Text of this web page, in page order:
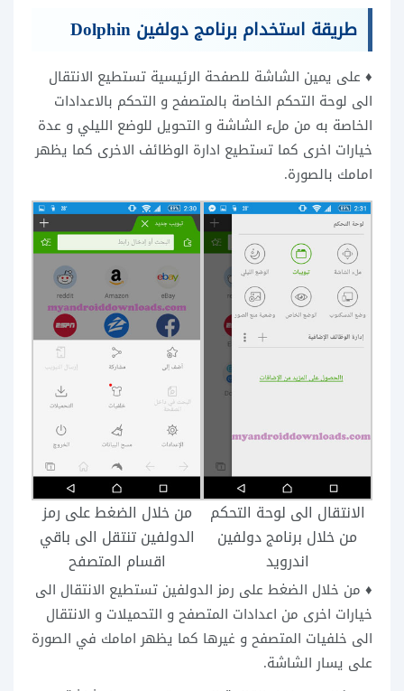
طريقة استخدام برنامج دولفين Dolphin
♦ على يمين الشاشة للصفحة الرئيسية تستطيع الانتقال
الى لوحة التحكم الخاصة بالمتصفح و التحكم بالاعدادات
الخاصة به من ملء الشاشة و التحويل للوضع الليلي و عدة
خيارات اخرى كما تستطيع ادارة الوظائف الاخرى كما يظهر
امامك بالصورة.
الانتقال الى لوحة التحكم
من خلال برنامج دولفين
اندرويد
من خلال الضغط على رمز
الدولفين تنتقل الى باقي
اقسام المتصفح
♦ من خلال الضغط على رمز الدولفين تستطيع الانتقال الى
خيارات اخرى من اعدادات المتصفح و التحميلات و الانتقال
الى خلفيات المتصفح و غيرها كما يظهر امامك في الصورة
على يسار الشاشة.